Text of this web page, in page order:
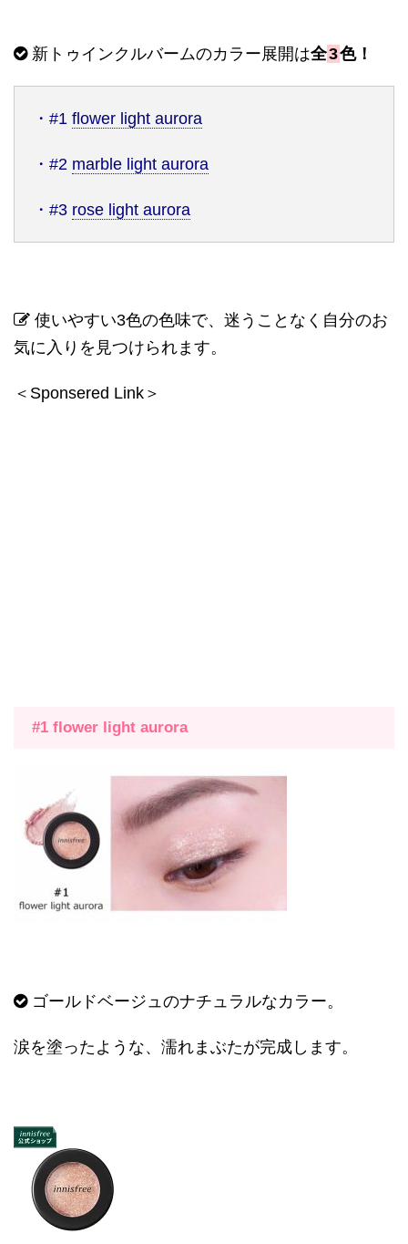
新トゥインクルバームのカラー展開は全3色！
・ #1 flower light aurora
・ #2 marble light aurora
・ #3 rose light aurora
使いやすい3色の色味で、迷うことなく自分のお
気に入りを見つけられます。
＜Sponsered Link＞
#1 flower light aurora
ゴールドベージュのナチュラルなカラー。
涙を塗ったような、濡れまぶたが完成します。